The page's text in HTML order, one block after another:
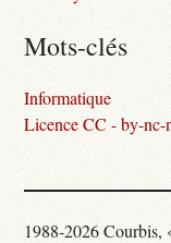
Mots-clés
Informatique
Licence CC - by-nc-
1988-2026